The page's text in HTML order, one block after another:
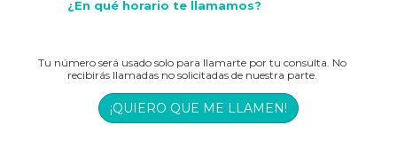
¿En qué horario te llamamos?
Tu número será usado solo para llamarte por tu consulta. No
recibirás llamadas no solicitadas de nuestra parte.
¡QUIERO QUE ME LLAMEN!